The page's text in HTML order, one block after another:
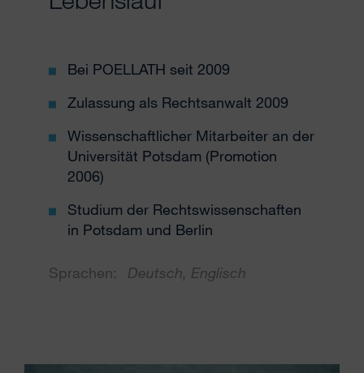
Bei POELLATH seit 2009
Zulassung als Rechtsanwalt 2009
Wissenschaftlicher Mitarbeiter an der
Universität Potsdam (Promotion
2006)
Studium der Rechtswissenschaften
in Potsdam und Berlin
Sprachen: Deutsch, Englisch